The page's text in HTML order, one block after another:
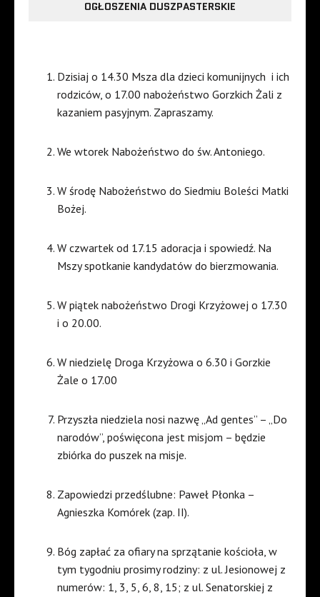
OGŁOSZENIA DUSZPASTERSKIE
Dzisiaj o 14.30 Msza dla dzieci komunijnych i ich
rodziców, o 17.00 nabożeństwo Gorzkich Żali z
kazaniem pasyjnym. Zapraszamy.
We wtorek Nabożeństwo do św. Antoniego.
W środę Nabożeństwo do Siedmiu Boleści Matki
Bożej.
W czwartek od 17.15 adoracja i spowiedź. Na
Mszy spotkanie kandydatów do bierzmowania.
W piątek nabożeństwo Drogi Krzyżowej o 17.30
i o 20.00.
W niedzielę Droga Krzyżowa o 6.30 i Gorzkie
Żale o 17.00
Przyszła niedziela nosi nazwę „Ad gentes” – „Do
narodów”, poświęcona jest misjom – będzie
zbiórka do puszek na misje.
Zapowiedzi przedślubne: Paweł Płonka –
Agnieszka Komórek (zap. II).
Bóg zapłać za ofiary na sprzątanie kościoła, w
tym tygodniu prosimy rodziny: z ul. Jesionowej z
numerów: 1, 3, 5, 6, 8, 15; z ul. Senatorskiej z